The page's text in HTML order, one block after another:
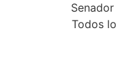
Todos